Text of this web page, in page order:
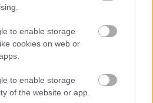
to enable storage
cookies on web or
to enable storage
of the website or app.